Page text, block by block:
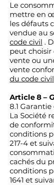
Le
mettre en
les défauts
vendue au
code civil .
peut choisir
vente ou
vente
du code civil
Article 8 –
8.1
La Société
de
conditions
217-4 et
cachés du
conditions
1641 et